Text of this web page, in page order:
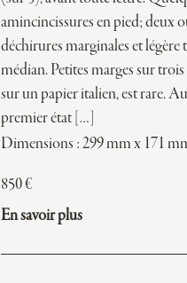
amincincissures en pied; deux
déchirures marginales et
médian. Petites marges sur
sur un papier italien, est rare.
premier état […]
Dimensions : 299 mm x 171
850€
En savoir plus